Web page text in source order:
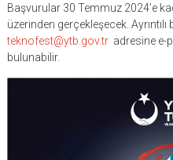
Başvurular 30 Temmuz 2024’e
üzerinden gerçekleşecek.
teknofest@ytb.gov.tradresine e-
bulunabilir.